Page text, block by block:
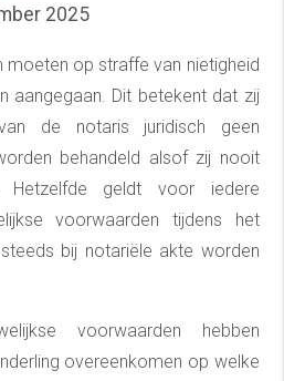
2025
moeten op straffe van nietigheid
aangegaan. Dit betekent dat zij
de notaris juridisch geen
behandeld alsof zij nooit
Hetzelfde geldt voor iedere
voorwaarden tijdens het
bij notariële akte worden
voorwaarden hebben
overeenkomen op welke